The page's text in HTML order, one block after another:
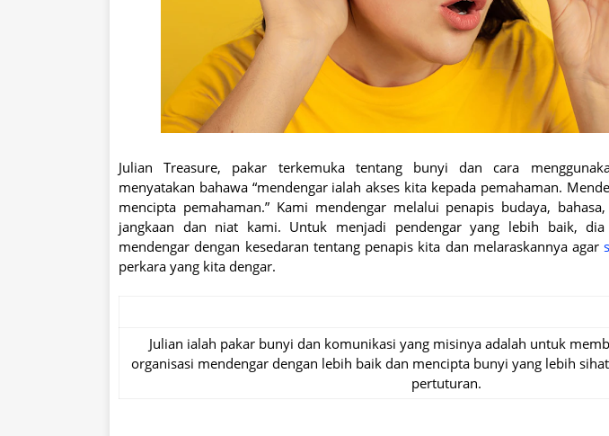
Julian Treasure, pakar terkemuka tentang bunyi dan cara
menyatakan bahawa “mendengar ialah akses kita kepada pemahaman.
mencipta pemahaman.” Kami mendengar melalui penapis budaya,
jangkaan dan niat kami. Untuk menjadi pendengar yang lebih baik, dia
mendengar dengan kesedaran tentang penapis kita dan melaraskannya agar
perkara yang kita dengar.
Julian ialah pakar bunyi dan komunikasi yang misinya adalah untuk
organisasi mendengar dengan lebih baik dan mencipta bunyi yang lebih
pertuturan.